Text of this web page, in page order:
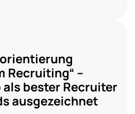
Recruiting“ –
als bester Recruiter
ausgezeichnet